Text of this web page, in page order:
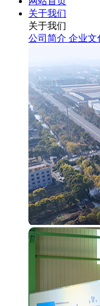
关于我们
关于我们
公司简介 企业文